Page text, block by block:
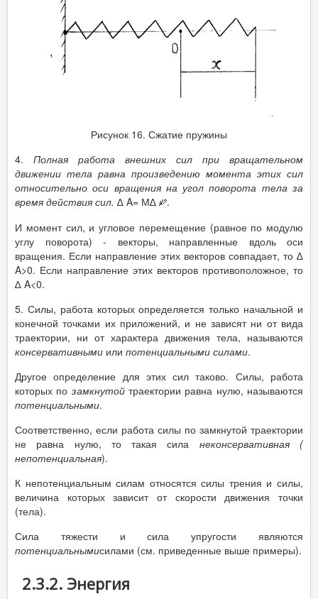
Рисунок 16. Сжатие пружины
4. Полная работа внешних сил при вращательном
движении тела равна произведению момента этих сил
относительно оси вращения на угол поворота тела за
время действия сил. ∆ A= М∆
.
И момент сил, и угловое перемещение (равное по модулю
углу поворота) - векторы, направленные вдоль оси
вращения. Если направление этих векторов совпадает, то ∆
A>0. Если направление этих векторов противоположное, то
∆ A<0.
5. Силы, работа которых определяется только начальной и
конечной точками их приложений, и не зависят ни от вида
траектории, ни от характера движения тела, называются
консервативными или потенциальными силами.
Другое определение для этих сил таково. Силы, работа
которых по замкнутойтраектории равна нулю, называются
потенциальными.
Соответственно, если работа силы по замкнутой траектории
не равна нулю, то такая сила неконсервативная (
непотенциальная).
К непотенциальным силам относятся силы трения и силы,
величина которых зависит от скорости движения точки
(тела).
Сила тяжести и сила упругости являются
потенциальнымисилами (см. приведенные выше примеры).
2.3.2. Энергия